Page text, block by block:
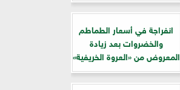
انفراجة في أسعار الطماطم
والخضروات بعد زيادة
المعروض من «العروة الخريفية»